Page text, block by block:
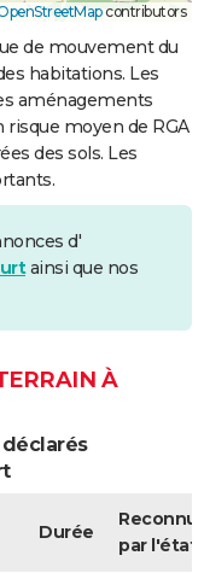
contributors
de mouvement du
habitations. Les
aménagements
moyen de RGA
des sols. Les
d'
ainsi que nos
À
Durée
par l'état